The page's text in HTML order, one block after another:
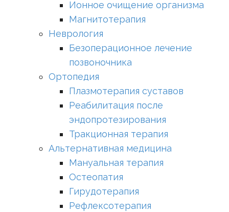
Ионное очищение организма
Магнитотерапия
Неврология
Безоперационное лечение
позвоночника
Ортопедия
Плазмотерапия суставов
Реабилитация после
эндопротезирования
Тракционная терапия
Альтернативная медицина
Мануальная терапия
Остеопатия
Гирудотерапия
Рефлексотерапия